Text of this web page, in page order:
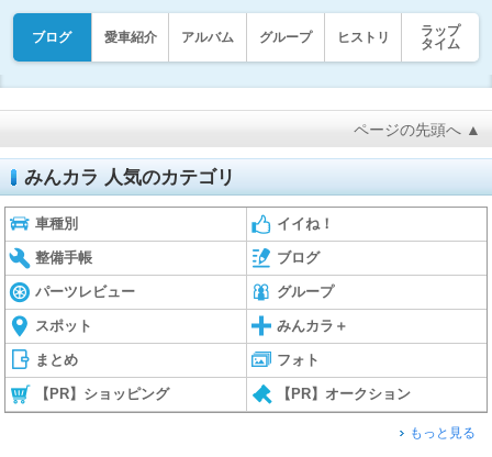
ブログ 愛車紹介 アルバム グループ ヒストリ
ラップ
タイム
ページの先頭へ ▲
みんカラ 人気のカテゴリ
車種別 イイね！
整備手帳 ブログ
パーツレビュー グループ
スポット みんカラ＋
まとめ フォト
【PR】ショッピング 【PR】オークション
もっと見る